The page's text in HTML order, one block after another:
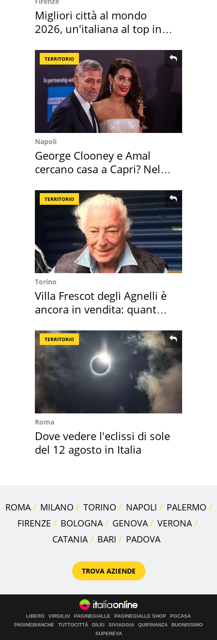
Migliori città al mondo
2026, un'italiana al top in
TERRITORIO
Napoli
George Clooney e Amal
cercano casa a Capri? Nel
TERRITORIO
Torino
Villa Frescot degli Agnelli è
ancora in vendita: quanto
TERRITORIO
Roma
Dove vedere l'eclissi di sole
del 12 agosto in Italia
ROMA MILANO TORINO NAPOLI
PALERMO
FIRENZE
BOLOGNA GENOVA
VERONA
CATANIA
BARI PADOVA
TROVA AZIENDE
LIBERO VIRGILIO PAGINEGIALLE PAGINEGIALLE SHOP
PGCASA
PAGINEBIANCHE
TUTTOCITTÀ DILEI SIVIAGGIA QUIFINANZA
BUONISSIMO
SUPEREVA